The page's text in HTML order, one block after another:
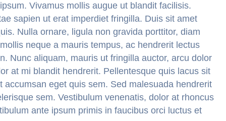
Vivamus mollis augue ut blandit facilisis.
sapien ut erat imperdiet fringilla. Duis sit amet
Nulla ornare, ligula non gravida porttitor, diam
neque a mauris tempus, ac hendrerit lectus
Nunc aliquam, mauris ut fringilla auctor, arcu dolor
at mi blandit hendrerit. Pellentesque quis lacus sit
eget quis sem. Sed malesuada hendrerit
sem. Vestibulum venenatis, dolor at rhoncus
ante ipsum primis in faucibus orci luctus et